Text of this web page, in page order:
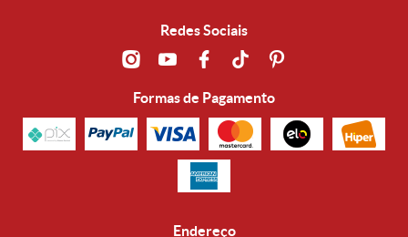
Redes Sociais
Formas de Pagamento
Endereço